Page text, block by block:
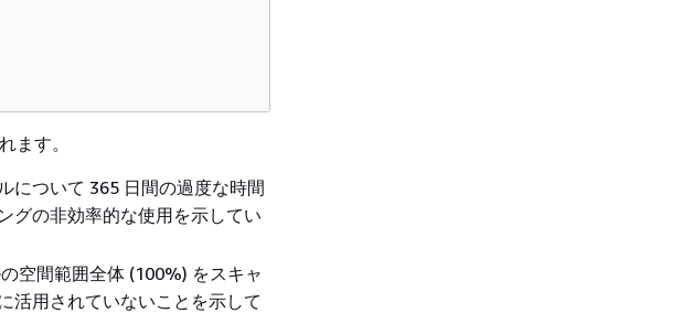
ます。
について 365 日間の過度な時間
グの非効率的な使用を示してい
空間範囲全体 (100%) をスキャ
活用されていないことを示して